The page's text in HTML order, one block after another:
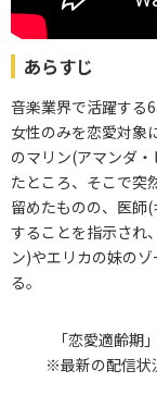
あらすじ
音楽業界で活躍する
女性のみを恋愛対象
のマリン(アマンダ
たところ、そこで突
留めたものの、医師
することを指示され
ン)やエリカの妹の
る。
「恋愛適齢期
※最新の配信状